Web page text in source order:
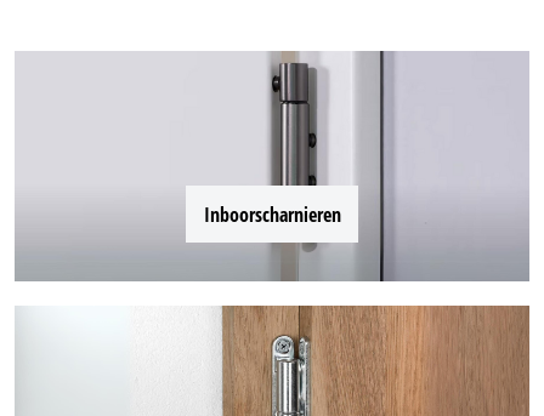
Inboorscharnieren